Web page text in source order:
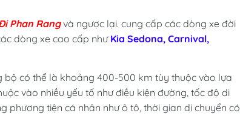
Phan Rangvà ngược lại. cung cấp các dòng xe đời
dòng xe cao cấp như Kia Sedona, Carnival,
bộ có thể là khoảng 400-500 km tùy thuộc vào lựa
vào nhiều yếu tố như điều kiện đường, tốc độ di
phương tiện cá nhân như ô tô, thời gian di chuyển có